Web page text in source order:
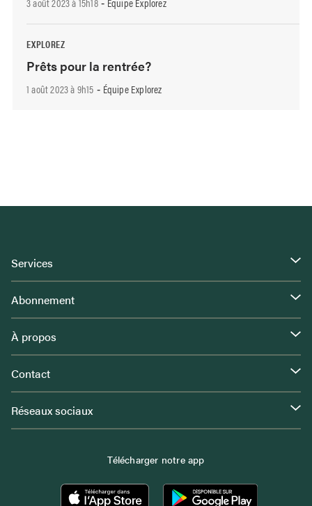
-
EXPLOREZ
Prêts pour la rentrée?
1 août 2023 à 9h15 - Équipe Explorez
Services
Abonnement
À propos
Contact
Réseaux sociaux
Télécharger notre app